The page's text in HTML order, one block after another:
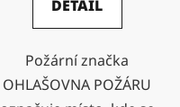
DETAIL
Požární značka
OHLAŠOVNA POŽÁRU